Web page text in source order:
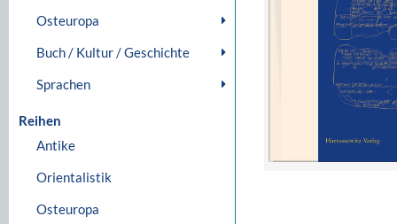
Osteuropa
Buch / Kultur / Geschichte
Sprachen
Reihen
Antike
Orientalistik
Osteuropa